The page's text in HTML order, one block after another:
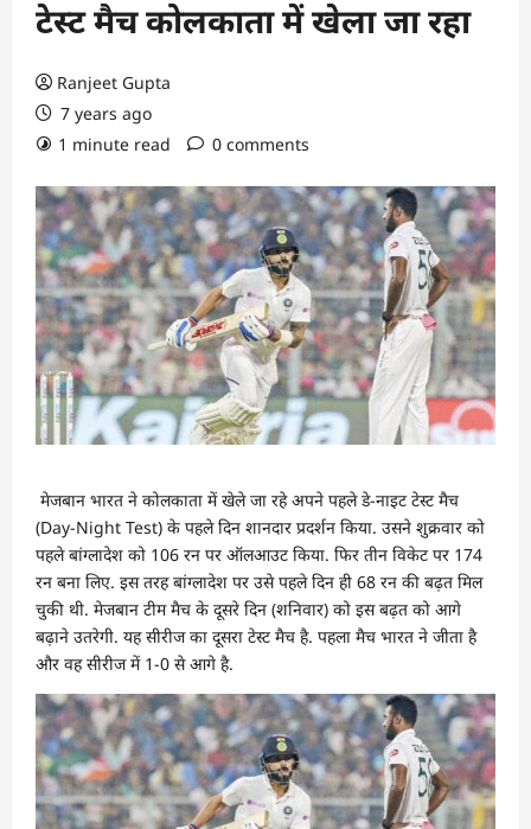
टेस्ट मैच कोलकाता में खेला जा रहा
Ranjeet Gupta
7 years ago
1 minute read
0 comments
मेजबान भारत ने कोलकाता में खेले जा रहे अपने पहले डे-नाइट टेस्ट मैच
(Day-Night Test) के पहले दिन शानदार प्रदर्शन किया. उसने शुक्रवार को
पहले बांग्लादेश को 106 रन पर ऑलआउट किया. फिर तीन विकेट पर 174
रन बना लिए. इस तरह बांग्लादेश पर उसे पहले दिन ही 68 रन की बढ़त मिल
चुकी थी. मेजबान टीम मैच के दूसरे दिन (शनिवार) को इस बढ़त को आगे
बढ़ाने उतरेगी. यह सीरीज का दूसरा टेस्ट मैच है. पहला मैच भारत ने जीता है
और वह सीरीज में 1-0 से आगे है.